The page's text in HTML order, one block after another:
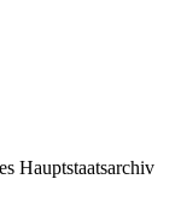
Hauptstaatsarchiv